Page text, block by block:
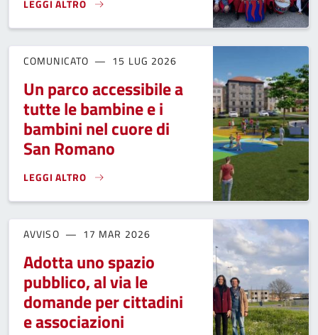
LEGGI ALTRO
INAUGURAZIONE DEL PERCORSO STORICO-PEDONALE DI
COMUNICATO 15 LUG 2026
Un parco accessibile a
tutte le bambine e i
bambini nel cuore di
San Romano
LEGGI ALTRO
UN PARCO ACCESSIBILE A TUTTE LE BAMBINE E I BAMBINI
AVVISO 17 MAR 2026
Adotta uno spazio
pubblico, al via le
domande per cittadini
e associazioni